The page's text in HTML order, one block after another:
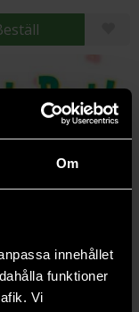
Om
innehållet
funktioner
Vi